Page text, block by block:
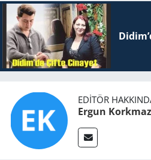
EDITÖR
Ergun Korkmaz